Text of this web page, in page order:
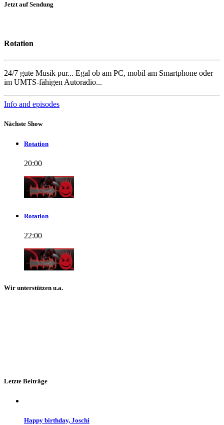
Jetzt auf Sendung
Rotation
24/7 gute Musik pur... Egal ob am PC, mobil am Smartphone oder
im UMTS-fähigen Autoradio...
Info and episodes
Nächste Show
Rotation
20:00
Rotation
22:00
Wir unterstützen u.a.
Letzte Beiträge
Happy birthday, Joschi